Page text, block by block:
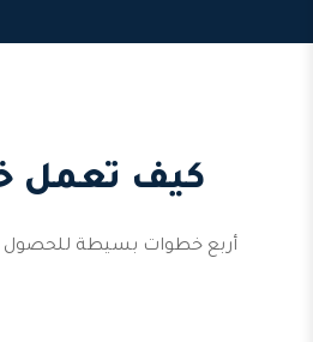
كيف تعمل
أربع خطوات بسيطة للحصول